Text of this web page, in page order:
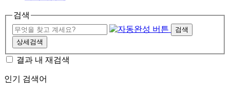
검색
검색
상세검색
결과 내 재검색
인기 검색어